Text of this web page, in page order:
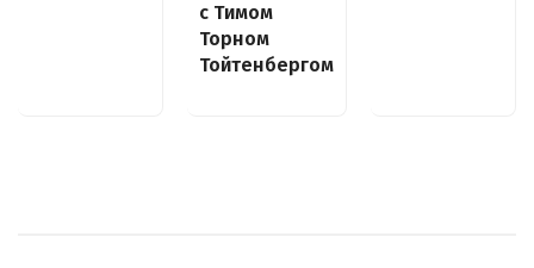
с Тимом
Торном
Тойтенбергом